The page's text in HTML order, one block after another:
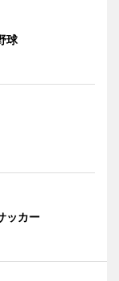
球
ッカー